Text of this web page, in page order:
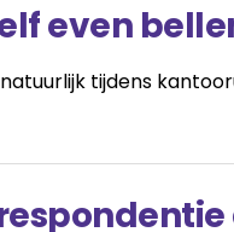
even
tijdens